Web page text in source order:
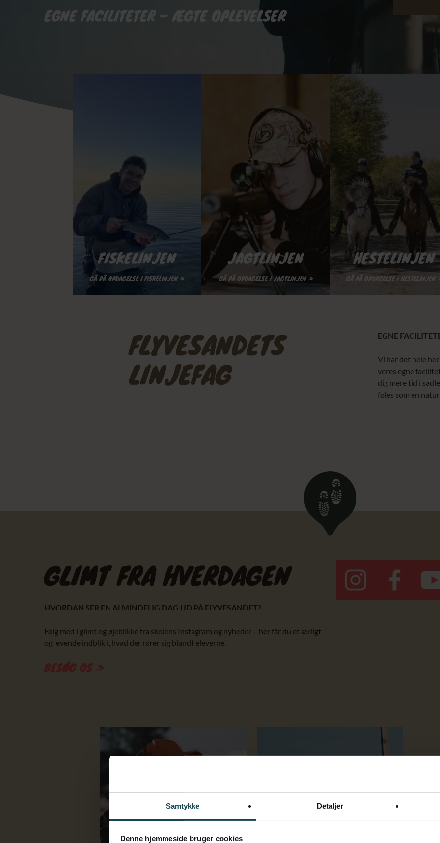
Samtykke Detaljer
Denne hjemmeside bruger cookies
EGNE FACILITETER – ÆGTE OPLEVELSER
FISKELINJEN
GÅ PÅ OPDAGELSE I FISKELINJEN >
JAGTLINJEN
GÅ PÅ OPDAGELSE I JAGTLINJEN >
HESTELINJEN
GÅ PÅ OPDAGELSE I HESTELINJEN
FLYVESANDETS
LINJEFAG
EGNE
Vi har det hele
vores egne
dig mere tid i
føles som en
GLIMT FRA HVERDAGEN
HVORDAN SER EN ALMINDELIG DAG UD PÅ FLYVESANDET?
Følg med i glimt og øjeblikke fra skolens Instagram og nyheder – her får du et ærligt
og levende indblik i, hvad der rører sig blandt eleverne.
BESØG OS >
Play Video Play Video
GAMMEL ELEVDAG 2026